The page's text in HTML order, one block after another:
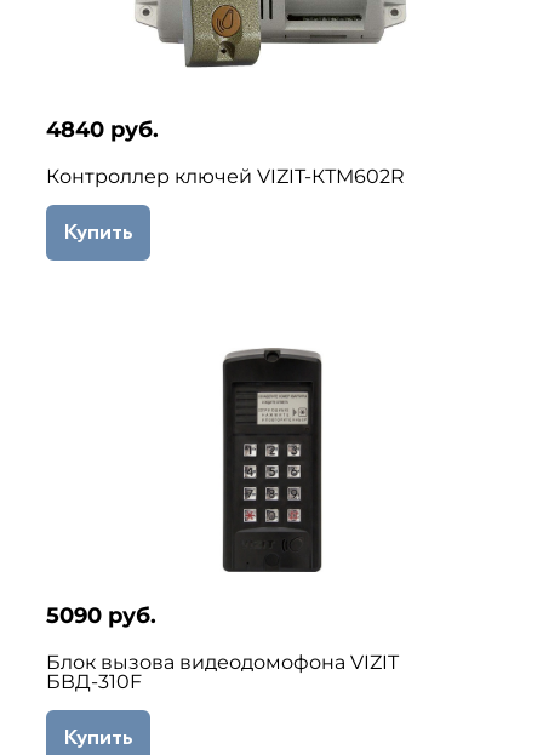
4840 руб.
Контроллер ключей VIZIT-КТМ602R
Купить
5090 руб.
Блок вызова видеодомофона VIZIT
БВД-310F
Купить